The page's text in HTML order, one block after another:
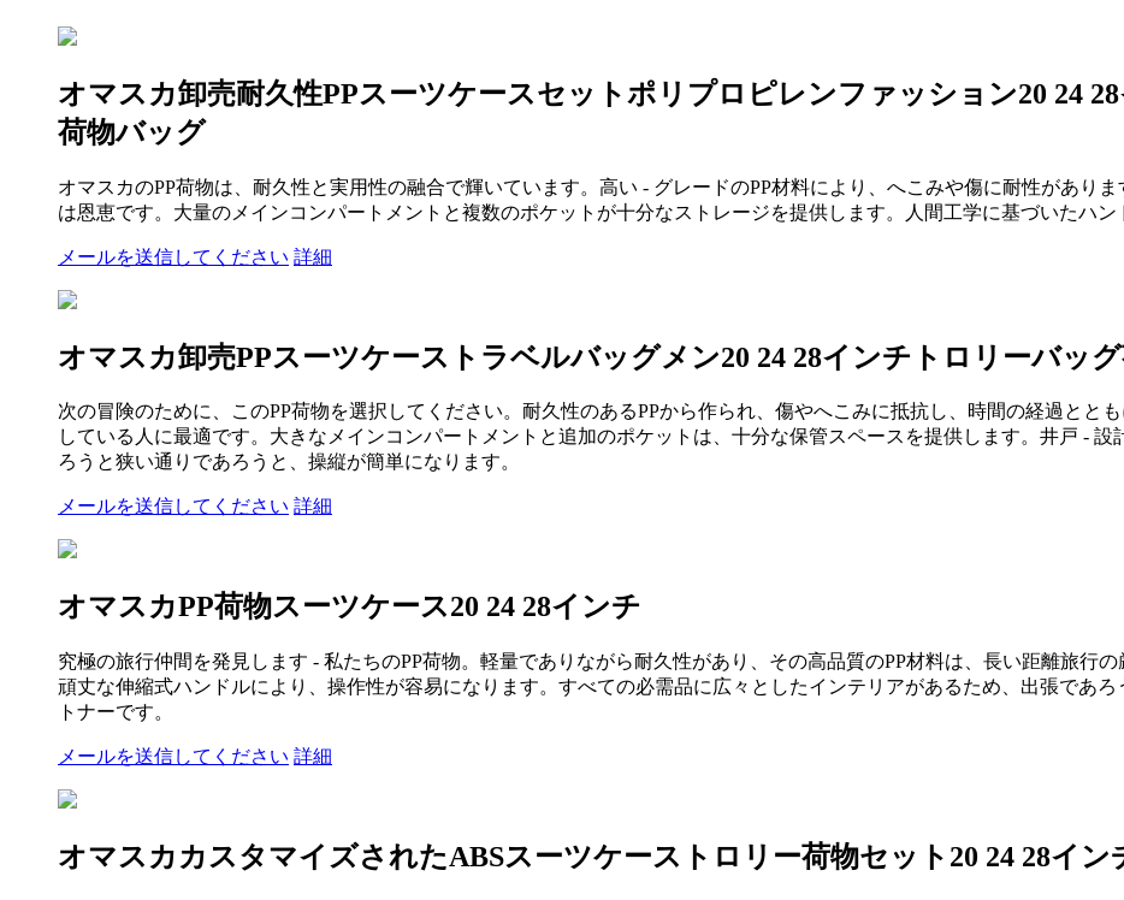
オマスカ卸売耐久性PPスーツケースセットポリプロピレンファッション20 24
荷物バッグ
オマスカのPP荷物は、耐久性と実用性の融合で輝いています。高い - グレードのPP材料により、へこみや傷に耐性があり
は恩恵です。大量のメインコンパートメントと複数のポケットが十分なストレージを提供します。人間工学に基づいたハン
メールを送信してください 詳細
オマスカ卸売PPスーツケーストラベルバッグメン20 24 28インチトロリーバッ
次の冒険のために、このPP荷物を選択してください。耐久性のあるPPから作られ、傷やへこみに抵抗し、時間の経過とと
している人に最適です。大きなメインコンパートメントと追加のポケットは、十分な保管スペースを提供します。井戸 -
ろうと狭い通りであろうと、操縦が簡単になります。
メールを送信してください 詳細
オマスカPP荷物スーツケース20 24 28インチ
究極の旅行仲間を発見します - 私たちのPP荷物。軽量でありながら耐久性があり、その高品質のPP材料は、長い距離旅行
頑丈な伸縮式ハンドルにより、操作性が容易になります。すべての必需品に広々としたインテリアがあるため、出張であ
トナーです。
メールを送信してください 詳細
オマスカカスタマイズされたABSスーツケーストロリー荷物セット20 24 28イン